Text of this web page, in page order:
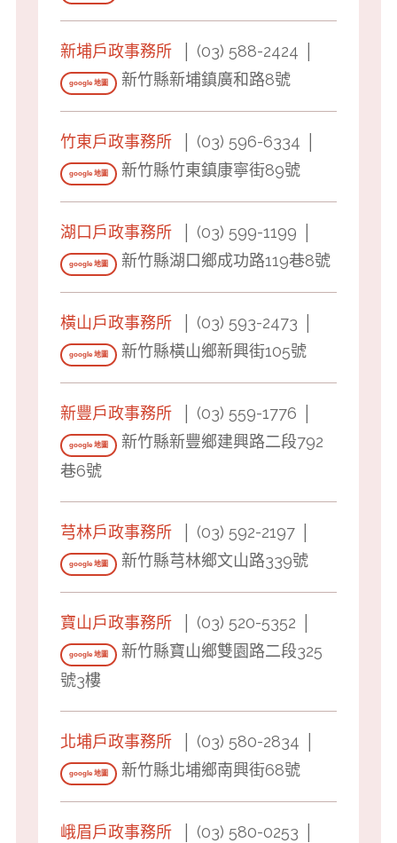
新埔戶政事務所 │ (03) 588-2424 │
google 地圖 新竹縣新埔鎮廣和路8號
竹東戶政事務所 │ (03) 596-6334 │
google 地圖 新竹縣竹東鎮康寧街89號
湖口戶政事務所 │ (03) 599-1199 │
google 地圖 新竹縣湖口鄉成功路119巷8號
橫山戶政事務所 │ (03) 593-2473 │
google 地圖 新竹縣橫山鄉新興街105號
新豐戶政事務所 │ (03) 559-1776 │
google 地圖
新竹縣新豐鄉建興路二段792
巷6號
芎林戶政事務所 │ (03) 592-2197 │
google 地圖 新竹縣芎林鄉文山路339號
寶山戶政事務所 │ (03) 520-5352 │
google 地圖
新竹縣寶山鄉雙園路二段325
號3樓
北埔戶政事務所 │ (03) 580-2834 │
google 地圖 新竹縣北埔鄉南興街68號
峨眉戶政事務所 │ (03) 580-0253 │